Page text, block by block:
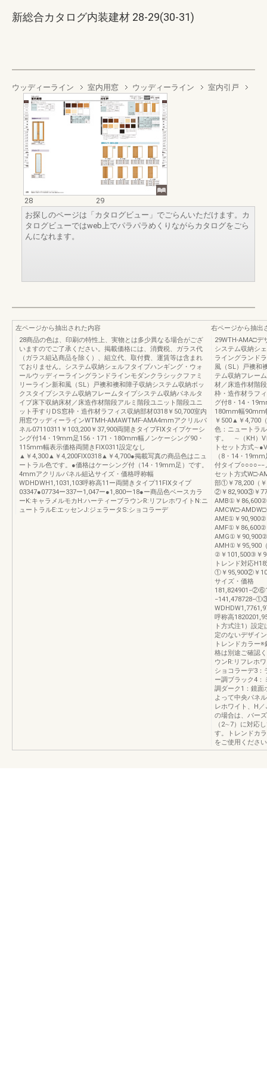
新総合カタログ内装建材 28-29(30-31)
ウッディーライン 室内用窓 ウッディーライン 室内引戸
28
29
お探しのページは「カタログビュー」でごらんいただけます。カ
タログビューではweb上でパラパラめくりながらカタログをごら
んになれます。
左ページから抽出された内容
28商品の色は、印刷の特性上、実物とは多少異なる場合がござ
いますのでご了承ください。掲載価格には、消費税、ガラス代
（ガラス組込商品を除く）、組立代、取付費、運賃等は含まれ
ておりません。システム収納シェルフタイプハンギング・ウォ
ールウッディーライングランドラインモダンクラシックファミ
リーライン新和風（SL）戸襖和襖和障子収納システム収納ボッ
クスタイプシステム収納フレームタイプシステム収納パネルタ
イプ床下収納床材／床造作材階段アルミ階段ユニット階段ユニ
ット手すりDS窓枠・造作材ラフィス収納部材0318￥50,700室内
用窓ウッディーラインWTMH-AMAWTMF-AMA4mmアクリルパ
ネル07110311￥103,200￥37,900両開きタイプFIXタイプケーシ
ング付14・19mm足156・171・180mm幅ノンケーシング90・
115mm幅表示価格両開きFIX0311設定なし
▲￥4,300▲￥4,200FIX0318▲￥4,700●掲載写真の商品色はニュ
ートラル色です。●価格はケーシング付（14・19mm足）です。
4mmアクリルパネル組込サイズ・価格呼称幅
WDHDWH1,1031,103呼称高11ー両開きタイプ11FIXタイプ
03347●07734ー337ー1,047ー●1,800ー18●ー商品色ベースカラ
ーK:キャラメルモカH:ハーティーブラウンR:リフレホワイトN:ニ
ュートラルE:エッセンJ:ジェラータS:ショコラーデ
右ページから抽出
29WTH-AMA□デ
システム収納シ
ライングランド
風（SL）戸襖和
テム収納フレー
材／床造作材階
枠・造作材ラフ
グ付8・14・
180mm幅90mm
￥500▲￥4,700
色：ニュートラ
す。 ∼（KH）V
トセット方式
（8・14・
付タイプ○○○○−−
セット方式W□-
部①￥78,200（
②￥82,900③￥
AMB①￥
AMCW□-
AME①￥
AMF①￥
AMG①￥
AMH①￥95,900
②￥101,500③￥
トレンド対応
①￥95,900②￥
サイズ・価格
呼称高
ト方式注1）設
定のないデザイ
トレンドカラー
格は別途ご確認
ウンR:リフレホ
ショコラーデ3：
ー調ブラック4：
調ダーク1：鏡面
よって中央パネ
レホワイト、H
の場合は、バー
（2∼7）に対応
す。トレンドカ
をご使用くださ